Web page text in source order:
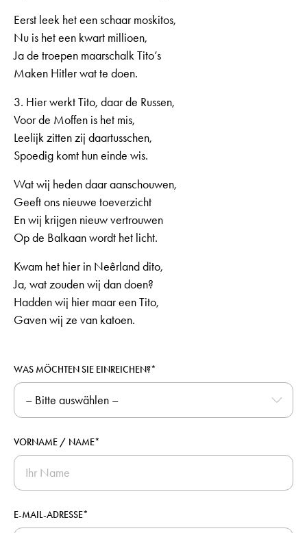
Eerst leek het een schaar moskitos,
Nu is het een kwart millioen,
Ja de troepen maarschalk Tito’s
Maken Hitler wat te doen.
3. Hier werkt Tito, daar de Russen,
Voor de Moffen is het mis,
Leelijk zitten zij daartusschen,
Spoedig komt hun einde wis.
Wat wij heden daar aanschouwen,
Geeft ons nieuwe toeverzicht
En wij krijgen nieuw vertrouwen
Op de Balkaan wordt het licht.
Kwam het hier in Neêrland dito,
Ja, wat zouden wij dan doen?
Hadden wij hier maar een Tito,
Gaven wij ze van katoen.
WAS MÖCHTEN SIE EINREICHEN?*
VORNAME / NAME*
E-MAIL-ADRESSE*